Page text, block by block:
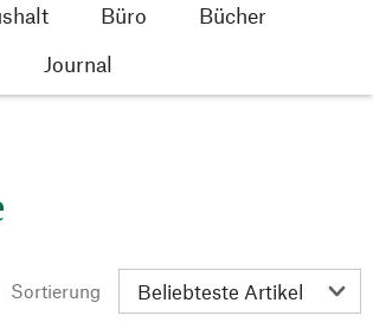
Büro
Bücher
Journal
Sortierung